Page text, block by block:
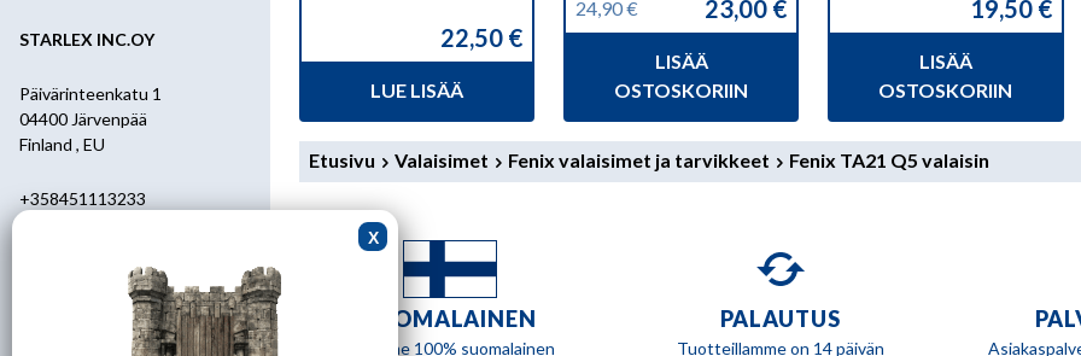
STARLEX INC.OY
Päivärinteenkatu 1
04400 Järvenpää
Finland , EU
+358451113233
starlex@kolumbus.fi
Asiakaspalvelu
22,50 €
LUE LISÄÄ
24,90€
Alkuperäinen
24,90 €.
23,00 €
Nykyinen
23,00 €.
LISÄÄ
OSTOSKORIIN
19,50 €
LISÄÄ
OSTOSKORIIN
Etusivu Valaisimet Fenix valaisimet ja tarvikkeet Fenix TA21 Q5 valaisin
SUOMALAINEN
Olemme 100% suomalainen
PALAUTUS
Tuotteillamme on 14 päivän